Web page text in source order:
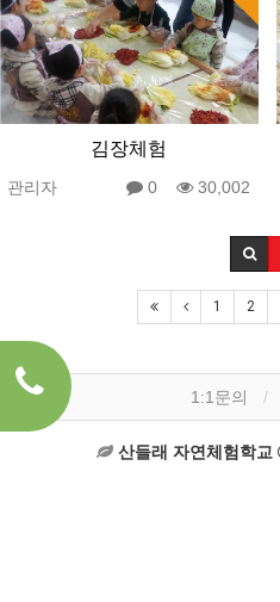
김장체험
관리자 0 30,002
1 2
1:1문의
산들래 자연체험학교